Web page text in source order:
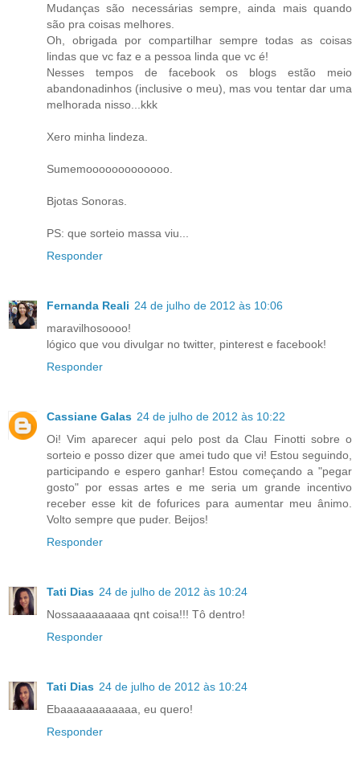
Mudanças são necessárias sempre, ainda mais quando
são pra coisas melhores.
Oh, obrigada por compartilhar sempre todas as coisas
lindas que vc faz e a pessoa linda que vc é!
Nesses tempos de facebook os blogs estão meio
abandonadinhos (inclusive o meu), mas vou tentar dar uma
melhorada nisso...kkk
Xero minha lindeza.
Sumemooooooooooooo.
Bjotas Sonoras.
PS: que sorteio massa viu...
Responder
Fernanda Reali 24 de julho de 2012 às 10:06
maravilhosoooo!
lógico que vou divulgar no twitter, pinterest e facebook!
Responder
Cassiane Galas 24 de julho de 2012 às 10:22
Oi! Vim aparecer aqui pelo post da Clau Finotti sobre o
sorteio e posso dizer que amei tudo que vi! Estou seguindo,
participando e espero ganhar! Estou começando a "pegar
gosto" por essas artes e me seria um grande incentivo
receber esse kit de fofurices para aumentar meu ânimo.
Volto sempre que puder. Beijos!
Responder
Tati Dias 24 de julho de 2012 às 10:24
Nossaaaaaaaaa qnt coisa!!! Tô dentro!
Responder
Tati Dias 24 de julho de 2012 às 10:24
Ebaaaaaaaaaaaa, eu quero!
Responder